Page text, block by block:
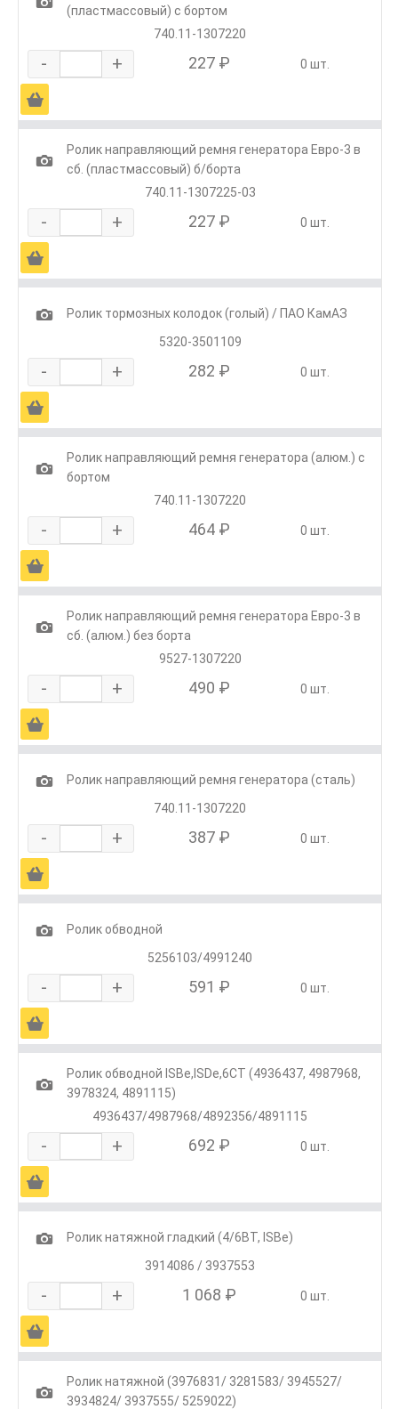
(пластмассовый) с бортом
740.11-1307220
- + 227 ₽ 0 шт.
Ä
1
Ролик направляющий ремня генератора Евро-3 в
сб. (пластмассовый) б/борта
740.11-1307225-03
- + 227 ₽ 0 шт.
Ä
1
Ролик тормозных колодок (голый) / ПАО КамАЗ
5320-3501109
- + 282 ₽ 0 шт.
Ä
1
Ролик направляющий ремня генератора (алюм.) с
бортом
740.11-1307220
- + 464 ₽ 0 шт.
Ä
1
Ролик направляющий ремня генератора Евро-3 в
сб. (алюм.) без борта
9527-1307220
- + 490 ₽ 0 шт.
Ä
1
Ролик направляющий ремня генератора (сталь)
740.11-1307220
- + 387 ₽ 0 шт.
Ä
1
Ролик обводной
5256103/4991240
- + 591 ₽ 0 шт.
Ä
1
Ролик обводной ISBe,ISDe,6CT (4936437, 4987968,
3978324, 4891115)
4936437/4987968/4892356/4891115
- + 692 ₽ 0 шт.
Ä
1
Ролик натяжной гладкий (4/6ВТ, ISBe)
3914086 / 3937553
- + 1 068 ₽ 0 шт.
Ä
1
Ролик натяжной (3976831/ 3281583/ 3945527/
3934824/ 3937555/ 5259022)